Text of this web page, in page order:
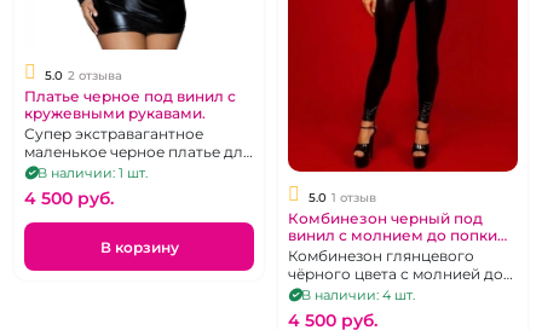
5.0 2 отзыва
Платье черное под винил с
кружевными рукавами.
Супер экстравагантное
маленькое черное платье для
корпулентных дам. Размер
52-56
В наличии: 1 шт.
4 500 pуб.
В корзину
5.0 1 отзыв
Комбинезон черный под
винил с молнием до попки
XL
Комбинезон глянцевого
чёрного цвета с молнией до
попки, р. XL
В наличии: 4 шт.
4 500 pуб.